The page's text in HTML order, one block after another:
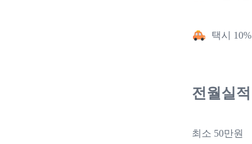
택시 10%
전월실적
최소 50만원